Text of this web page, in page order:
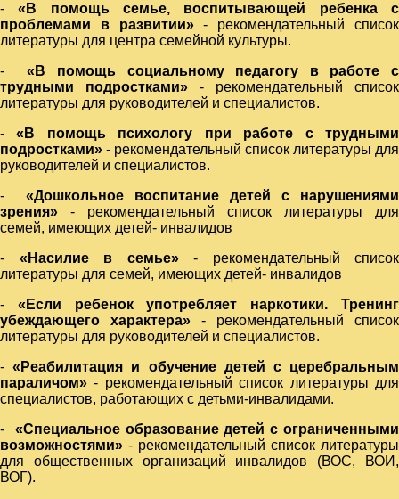
-«В помощь семье, воспитывающей ребенка с
проблемами в развитии»- рекомендательный список
литературы для центра семейной культуры.
-
«В помощь социальному педагогу в работе с
трудными подростками» - рекомендательный список
литературы для руководителей и специалистов.
-«В помощь психологу при работе с трудными
подростками» - рекомендательный список литературы для
руководителей и специалистов.
- «Дошкольное воспитание детей с нарушениями
зрения» - рекомендательный список литературы для
семей, имеющих детей- инвалидов
- «Насилие в семье»- рекомендательный список
литературы для семей, имеющих детей- инвалидов
- «Если ребенок употребляет наркотики. Тренинг
убеждающего характера» - рекомендательный список
литературы для руководителей и специалистов.
-«Реабилитация и обучение детей с церебральным
параличом» - рекомендательный список литературы для
специалистов, работающих с детьми-инвалидами.
- «Специальное образование детей с ограниченными
возможностями» - рекомендательный список литературы
для общественных организаций инвалидов (ВОС, ВОИ,
ВОГ).